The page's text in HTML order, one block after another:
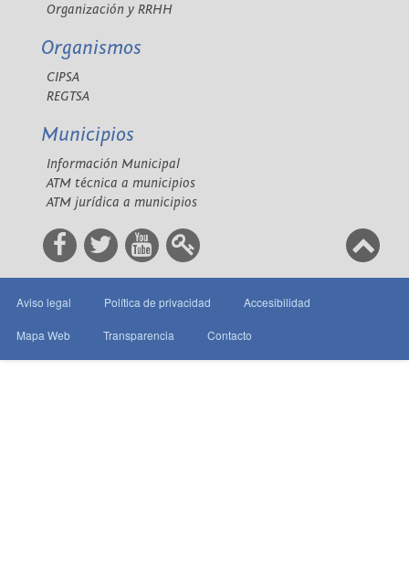
Organización y RRHH
Organismos
CIPSA
REGTSA
Municipios
Información Municipal
ATM técnica a municipios
ATM jurídica a municipios
Aviso legal Política de privacidad Accesibilidad
Mapa Web Transparencia Contacto